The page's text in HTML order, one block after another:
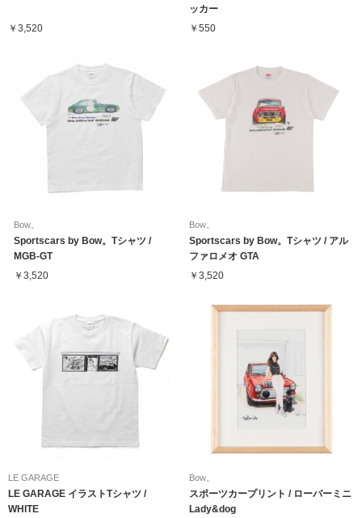
￥3,520
ッカー
￥550
Bow。
Sportscars by Bow。Tシャツ /
MGB-GT
￥3,520
Bow。
Sportscars by Bow。Tシャツ / アル
ファロメオ GTA
￥3,520
LE GARAGE
LE GARAGE イラストTシャツ /
WHITE
Bow。
スポーツカープリント / ローバーミニ
Lady&dog